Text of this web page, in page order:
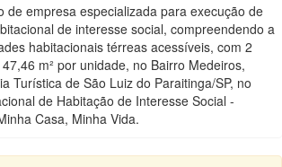
de empresa especializada para execução de
de interesse social, compreendendo a
habitacionais térreas acessíveis, com 2
m² por unidade, no Bairro Medeiros,
Turística de São Luiz do Paraitinga/SP, no
de Habitação de Interesse Social -
Casa, Minha Vida.